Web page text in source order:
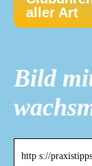
aller Art
Bild
http s://